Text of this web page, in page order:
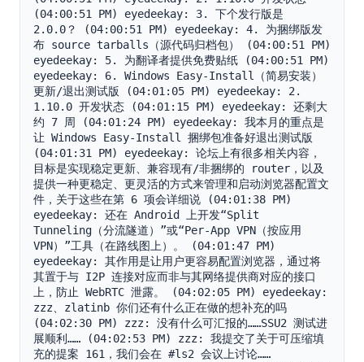
(04:00:51 PM) eyedeekay: 3. 下个发行版是
2.0.0？ (04:00:51 PM) eyedeekay: 4. 为捆绑版发
布 source tarballs（源代码归档包） (04:00:51 PM)
eyedeekay: 5. 为翻译者提供免费贴纸 (04:00:51 PM)
eyedeekay: 6. Windows Easy-Install（简易安装）
更新/退出测试版 (04:01:05 PM) eyedeekay: 2.
1.10.0 开发状态 (04:01:15 PM) eyedeekay: 还剩大
约 7 周 (04:01:24 PM) eyedeekay: 我本月的重点是
让 Windows Easy-Install 捆绑包准备好退出测试版
(04:01:31 PM) eyedeekay: 论坛上有很多相关内容，
目标是实现稳定更新、兼容现有/非捆绑的 router，以及
提供一种更稳定、更灵活的方式来管理和启动浏览器配置文
件，关于这些在第 6 项会详细说 (04:01:38 PM)
eyedeekay: 还在 Android 上开发“Split
Tunneling（分流隧道）”或“Per-App VPN（按应用
VPN）”工具（在路线图上）。 (04:01:47 PM)
eyedeekay: 其作用是让用户更容易配置浏览器，通过将
其置于与 I2P 连接对应而非与其网络提供商对应的接口
上，防止 WebRTC 泄露。 (04:02:05 PM) eyedeekay:
zzz、zlatinb 你们还有什么正在做的想补充的吗
(04:02:30 PM) zzz: 没有什么可汇报的……SSU2 测试进
展顺利…… (04:02:53 PM) zzz: 我提交了关于可压缩填
充的提案 161，我们会在 #ls2 会议上讨论……